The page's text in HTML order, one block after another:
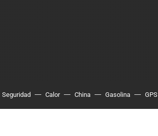
Seguridad Calor China Gasolina GPS